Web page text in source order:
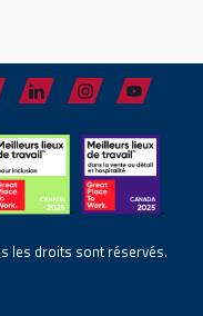
les droits sont réservés.